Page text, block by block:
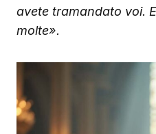
avete tramandato voi.
molte».